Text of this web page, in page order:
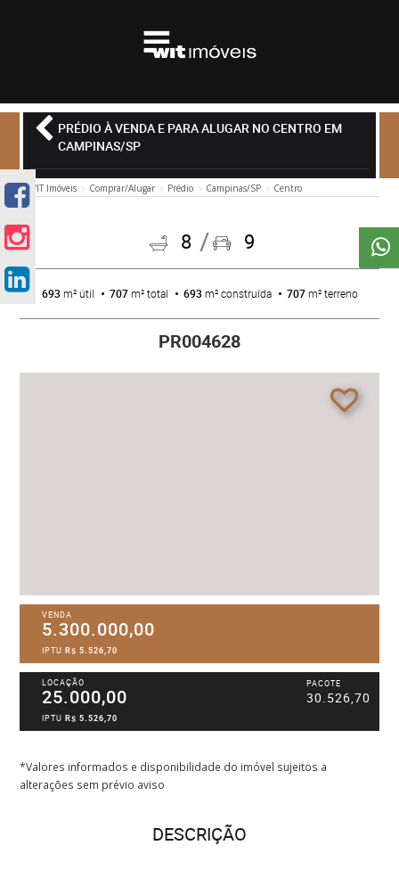
PRÉDIO À VENDA E PARA ALUGAR NO CENTRO EM
CAMPINAS/SP
WIT Imóveis Comprar/Alugar Prédio Campinas/SP Centro
8 9
693 m² útil 707m² total 693 m² construída 707m² terreno
PR004628
VENDA
5.300.000,00
IPTUR$ 5.526,70
LOCAÇÃO
25.000,00
PACOTE
30.526,70
IPTUR$ 5.526,70
*Valores informados e disponibilidade do imóvel sujeitos a
alterações sem prévio aviso
DESCRIÇÃO